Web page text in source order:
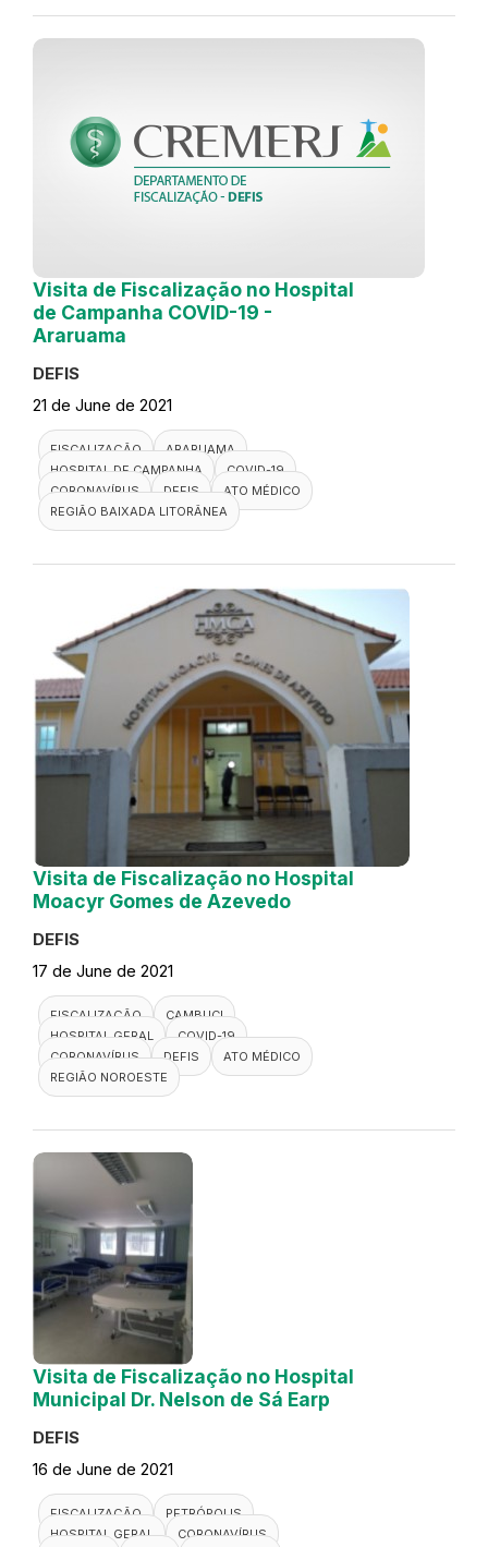
Visita de Fiscalização no Hospital
de Campanha COVID-19 -
Araruama
DEFIS
21 de June de 2021
FISCALIZAÇÃO
ARARUAMA
HOSPITAL DE CAMPANHA
COVID-19
CORONAVÍRUS
DEFIS
ATO MÉDICO
REGIÃO BAIXADA LITORÂNEA
Visita de Fiscalização no Hospital
Moacyr Gomes de Azevedo
DEFIS
17 de June de 2021
FISCALIZAÇÃO
CAMBUCI
HOSPITAL GERAL
COVID-19
CORONAVÍRUS
DEFIS
ATO MÉDICO
REGIÃO NOROESTE
Visita de Fiscalização no Hospital
Municipal Dr. Nelson de Sá Earp
DEFIS
16 de June de 2021
FISCALIZAÇÃO
PETRÓPOLIS
HOSPITAL GERAL
CORONAVÍRUS